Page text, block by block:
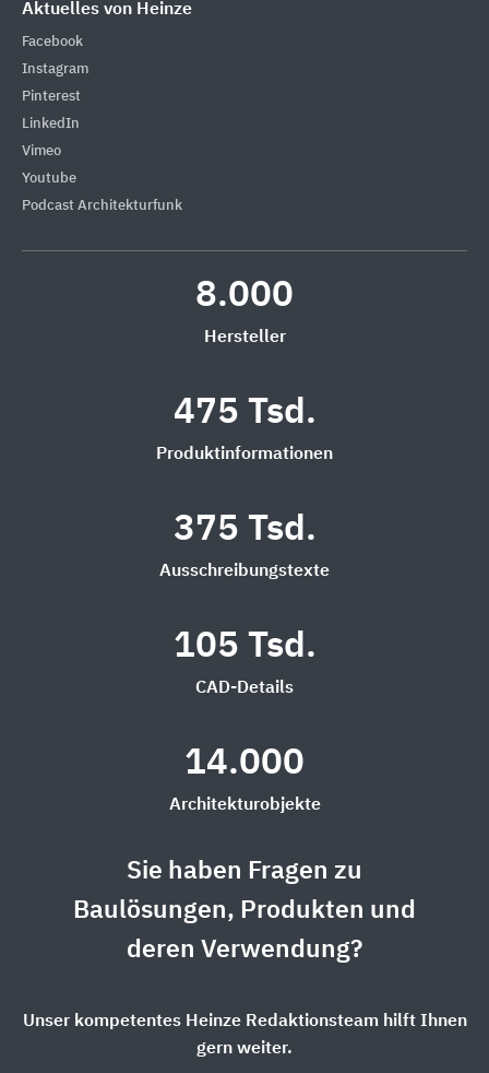
Aktuelles von Heinze
Facebook
Instagram
Pinterest
LinkedIn
Vimeo
Youtube
Podcast Architekturfunk
8.000
Hersteller
475 Tsd.
Produktinformationen
375 Tsd.
Ausschreibungstexte
105 Tsd.
CAD-Details
14.000
Architekturobjekte
Sie haben Fragen zu
Baulösungen, Produkten und
deren Verwendung?
Unser kompetentes Heinze Redaktionsteam hilft Ihnen
gern weiter.